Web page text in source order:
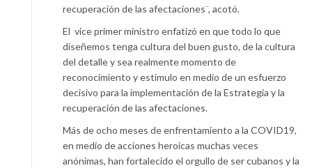
recuperación de las afectaciones¨, acotó.
El vice primer ministro enfatizó en que todo lo que
diseñemos tenga cultura del buen gusto, de la cultura
del detalle y sea realmente momento de
reconocimiento y estímulo en medio de un esfuerzo
decisivo para la implementación de la Estrategia y la
recuperación de las afectaciones.
Más de ocho meses de enfrentamiento a la COVID19,
en medio de acciones heroicas muchas veces
anónimas, han fortalecido el orgullo de ser cubanos y la